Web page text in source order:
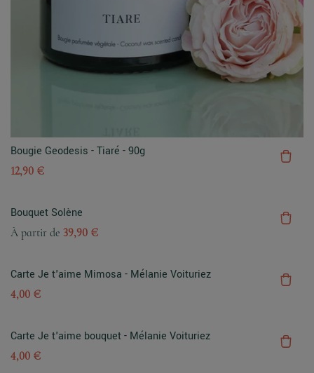
Bougie Geodesis - Tiaré - 90g
12,90 €
Bouquet Solène
À partir de 39,90 €
Carte Je t'aime Mimosa - Mélanie Voituriez
4,00 €
Carte Je t'aime bouquet - Mélanie Voituriez
4,00 €